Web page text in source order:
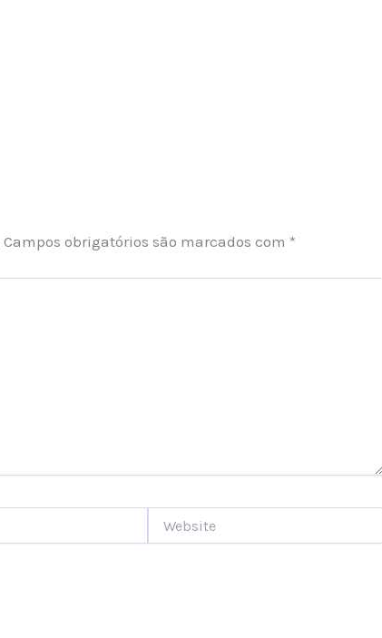
Campos obrigatórios são marcados com *